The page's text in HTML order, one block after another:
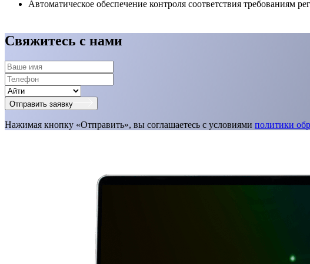
Автоматическое обеспечение контроля соответствия требованиям
Свяжитесь с нами
Отправить заявку
Нажимая кнопку «Отправить», вы соглашаетесь с условиями политики